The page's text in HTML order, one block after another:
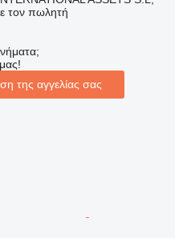
τον πωλητή
της αγγελίας σας